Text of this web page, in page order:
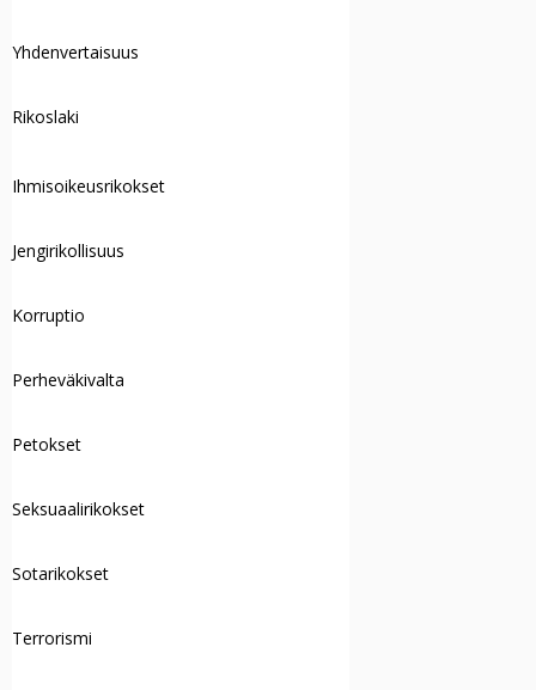
Yhdenvertaisuus
Rikoslaki
Ihmisoikeusrikokset
Jengirikollisuus
Korruptio
Perheväkivalta
Petokset
Seksuaalirikokset
Sotarikokset
Terrorismi